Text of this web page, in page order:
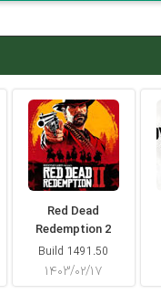
Red Dead
Redemption 2
Build 1491.50
۱۴۰۳/۰۲/۱۷